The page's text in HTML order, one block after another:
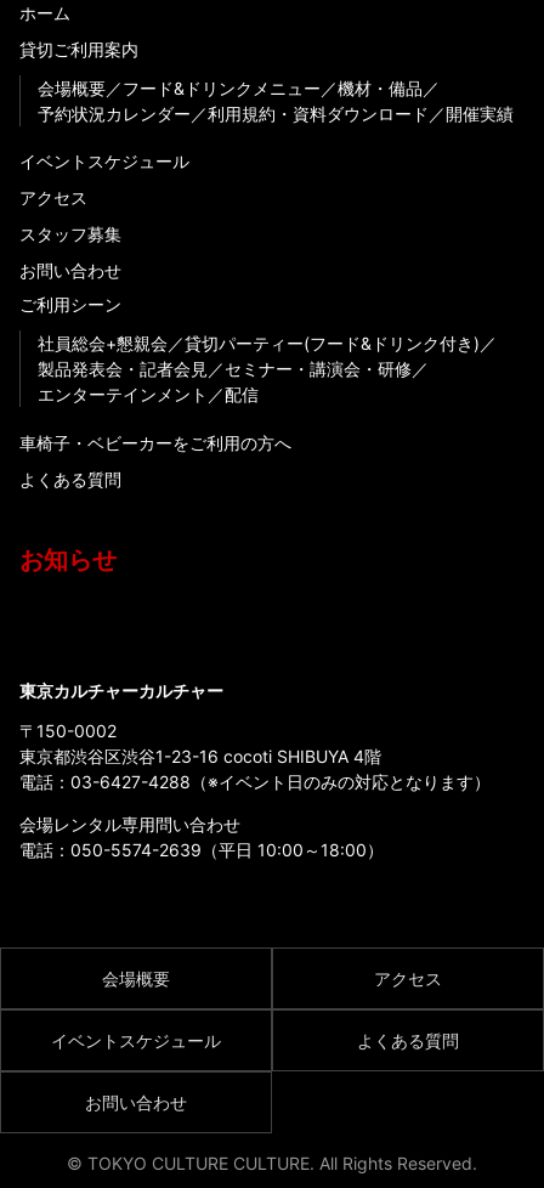
ホーム
貸切ご利用案内
会場概要
フード&ドリンクメニュー
機材・備品
予約状況カレンダー
利用規約・資料ダウンロード 開催実績
イベントスケジュール
アクセス
スタッフ募集
お問い合わせ
ご利用シーン
社員総会+懇親会
貸切パーティー(フード&ドリンク付き)
製品発表会・記者会見
セミナー・講演会・研修
エンターテインメント
配信
車椅子・ベビーカーをご利用の方へ
よくある質問
お知らせ
東京カルチャーカルチャー
〒150-0002
東京都渋谷区渋谷1-23-16 cocoti SHIBUYA 4階
電話： 03-6427-4288 （※イベント日のみの対応となります）
会場レンタル専用問い合わせ
電話： 050-5574-2639 （平日 10:00～18:00）
会場概要 アクセス
イベントスケジュール よくある質問
お問い合わせ
© TOKYO CULTURE CULTURE. All Rights Reserved.